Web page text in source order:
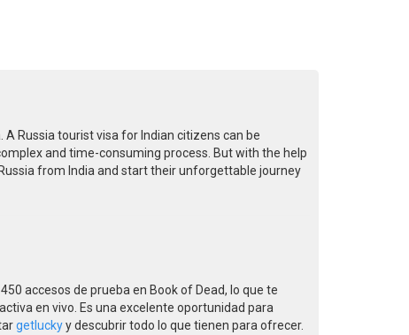
Russia tourist visa for Indian citizens can be
and time-consuming process. But with the help
from India and start their unforgettable journey
accesos de prueba en Book of Dead, lo que te
en vivo. Es una excelente oportunidad para
getluckyy descubrir todo lo que tienen para ofrecer.